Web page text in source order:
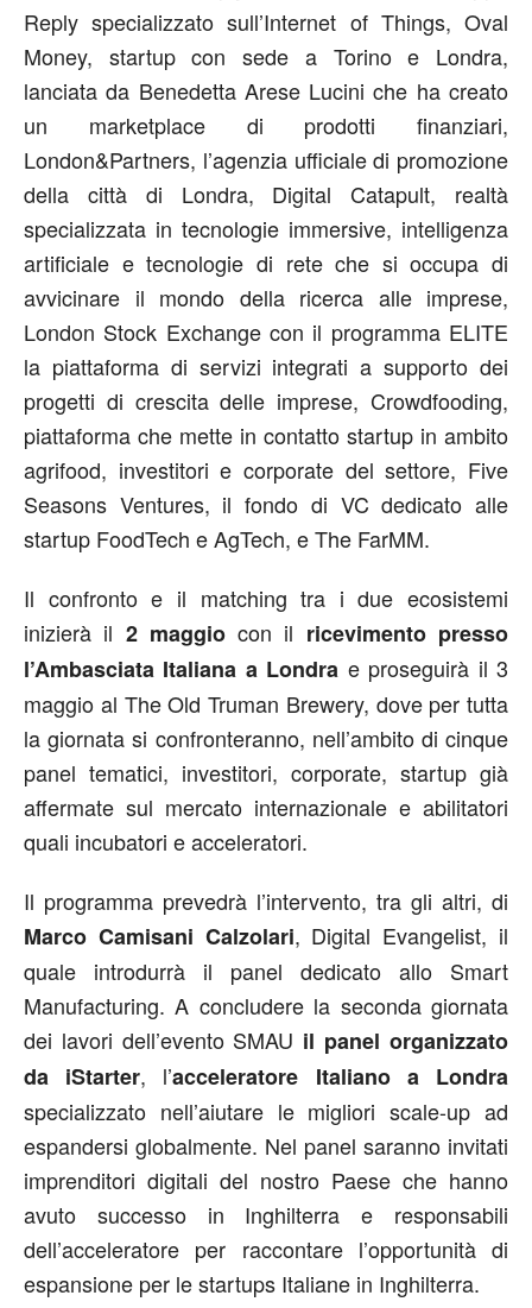
Reply specializzato sull’Internet of Things, Oval
Money, startup con sede a Torino e Londra,
lanciata da Benedetta Arese Lucini che ha creato
un marketplace di prodotti finanziari,
London&Partners, l’agenzia ufficiale di promozione
della città di Londra, Digital Catapult, realtà
specializzata in tecnologie immersive, intelligenza
artificiale e tecnologie di rete che si occupa di
avvicinare il mondo della ricerca alle imprese,
London Stock Exchange con il programma ELITE
la piattaforma di servizi integrati a supporto dei
progetti di crescita delle imprese, Crowdfooding,
piattaforma che mette in contatto startup in ambito
agrifood, investitori e corporate del settore, Five
Seasons Ventures, il fondo di VC dedicato alle
startup FoodTech e AgTech, e The FarMM.
Il confronto e il matching tra i due ecosistemi
inizierà il 2 maggiocon il ricevimento presso
l’Ambasciata Italiana a Londra e proseguirà il 3
maggio al The Old Truman Brewery, dove per tutta
la giornata si confronteranno, nell’ambito di cinque
panel tematici, investitori, corporate, startup già
affermate sul mercato internazionale e abilitatori
quali incubatori e acceleratori.
Il programma prevedrà l’intervento, tra gli altri, di
Marco Camisani Calzolari, Digital Evangelist, il
quale introdurrà il panel dedicato allo Smart
Manufacturing. A concludere la seconda giornata
dei lavori dell’evento SMAU il panel organizzato
da iStarter, l’acceleratore Italiano a Londra
specializzato nell’aiutare le migliori scale-up ad
espandersi globalmente. Nel panel saranno invitati
imprenditori digitali del nostro Paese che hanno
avuto successo in Inghilterra e responsabili
dell’acceleratore per raccontare l’opportunità di
espansione per le startups Italiane in Inghilterra.